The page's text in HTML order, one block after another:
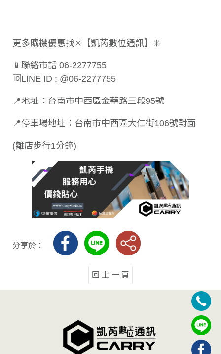
更多購機優惠找✳️【凱芮數位通訊】✳️
📱聯絡市話 06-2277755
🆔LINE ID : @06-2277755
📍地址：台南市中西區金華路三段95號
📍停車場地址：台南市中西區大仁街106號對面
(離店步行1分鐘)
分享於：
回 上 一 頁